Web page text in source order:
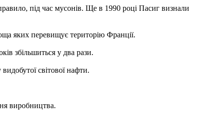
під час мусонів. Ще в 1990 році Пасиг визнали
яких перевищує територію Франції.
збільшиться у два рази.
світової нафти.
виробництва.